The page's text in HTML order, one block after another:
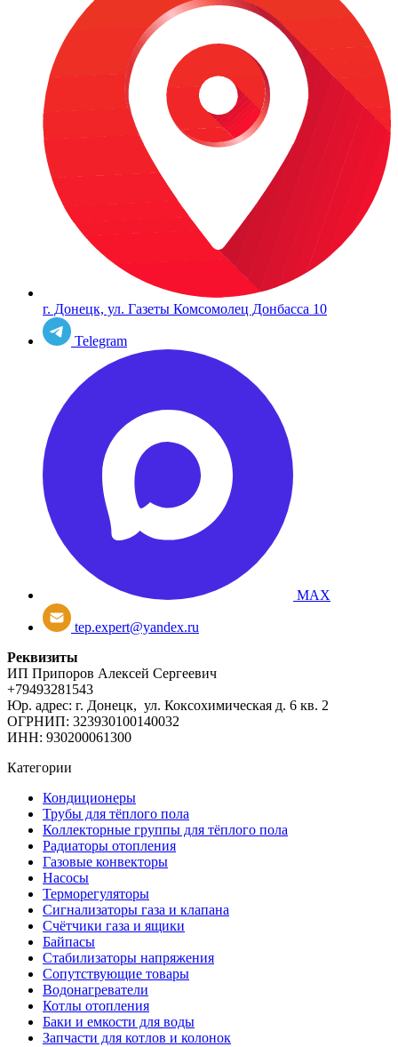
г. Донецк, ул. Газеты Комсомолец Донбасса 10
Telegram
MAX
tep.expert@yandex.ru
Реквизиты
ИП Припоров Алексей Сергеевич
+79493281543
Юр. адрес: г. Донецк, ул. Коксохимическая д. 6 кв. 2
ОГРНИП: 323930100140032
ИНН: 930200061300
Категории
Кондиционеры
Трубы для тёплого пола
Коллекторные группы для тёплого пола
Радиаторы отопления
Газовые конвекторы
Насосы
Терморегуляторы
Сигнализаторы газа и клапана
Счётчики газа и ящики
Байпасы
Стабилизаторы напряжения
Сопутствующие товары
Водонагреватели
Котлы отопления
Баки и емкости для воды
Запчасти для котлов и колонок